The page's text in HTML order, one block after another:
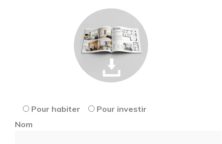
Pour habiter
Pour investir
Nom